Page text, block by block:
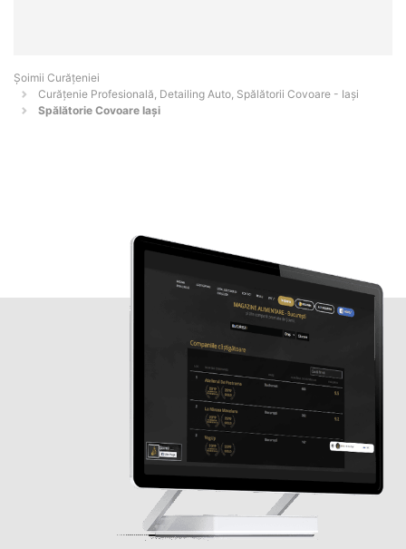
Șoimii Curățeniei
Curățenie Profesională, Detailing Auto, Spălătorii Covoare - Iaşi
Spălătorie Covoare Iași